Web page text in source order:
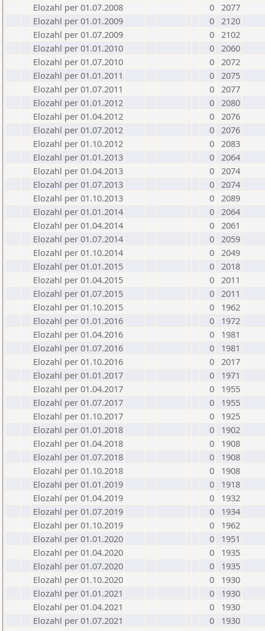
Elozahl per 01.07.2008
0 2077
Elozahl per 01.01.2009
0 2120
Elozahl per 01.07.2009
0 2102
Elozahl per 01.01.2010
0 2060
Elozahl per 01.07.2010
0 2072
Elozahl per 01.01.2011
0 2075
Elozahl per 01.07.2011
0 2077
Elozahl per 01.01.2012
0 2080
Elozahl per 01.04.2012
0 2076
Elozahl per 01.07.2012
0 2076
Elozahl per 01.10.2012
0 2083
Elozahl per 01.01.2013
0 2064
Elozahl per 01.04.2013
0 2074
Elozahl per 01.07.2013
0 2074
Elozahl per 01.10.2013
0 2089
Elozahl per 01.01.2014
0 2064
Elozahl per 01.04.2014
0 2061
Elozahl per 01.07.2014
0 2059
Elozahl per 01.10.2014
0 2049
Elozahl per 01.01.2015
0 2018
Elozahl per 01.04.2015
0 2011
Elozahl per 01.07.2015
0 2011
Elozahl per 01.10.2015
0
1962
Elozahl per 01.01.2016
0
1972
Elozahl per 01.04.2016
0
1981
Elozahl per 01.07.2016
0
1981
Elozahl per 01.10.2016
0 2017
Elozahl per 01.01.2017
0
1971
Elozahl per 01.04.2017
0
1955
Elozahl per 01.07.2017
0
1955
Elozahl per 01.10.2017
0
1925
Elozahl per 01.01.2018
0
1902
Elozahl per 01.04.2018
0
1908
Elozahl per 01.07.2018
0
1908
Elozahl per 01.10.2018
0
1908
Elozahl per 01.01.2019
0
1918
Elozahl per 01.04.2019
0
1932
Elozahl per 01.07.2019
0
1934
Elozahl per 01.10.2019
0
1962
Elozahl per 01.01.2020
0
1951
Elozahl per 01.04.2020
0
1935
Elozahl per 01.07.2020
0
1935
Elozahl per 01.10.2020
0
1930
Elozahl per 01.01.2021
0
1930
Elozahl per 01.04.2021
0
1930
Elozahl per 01.07.2021
0
1930